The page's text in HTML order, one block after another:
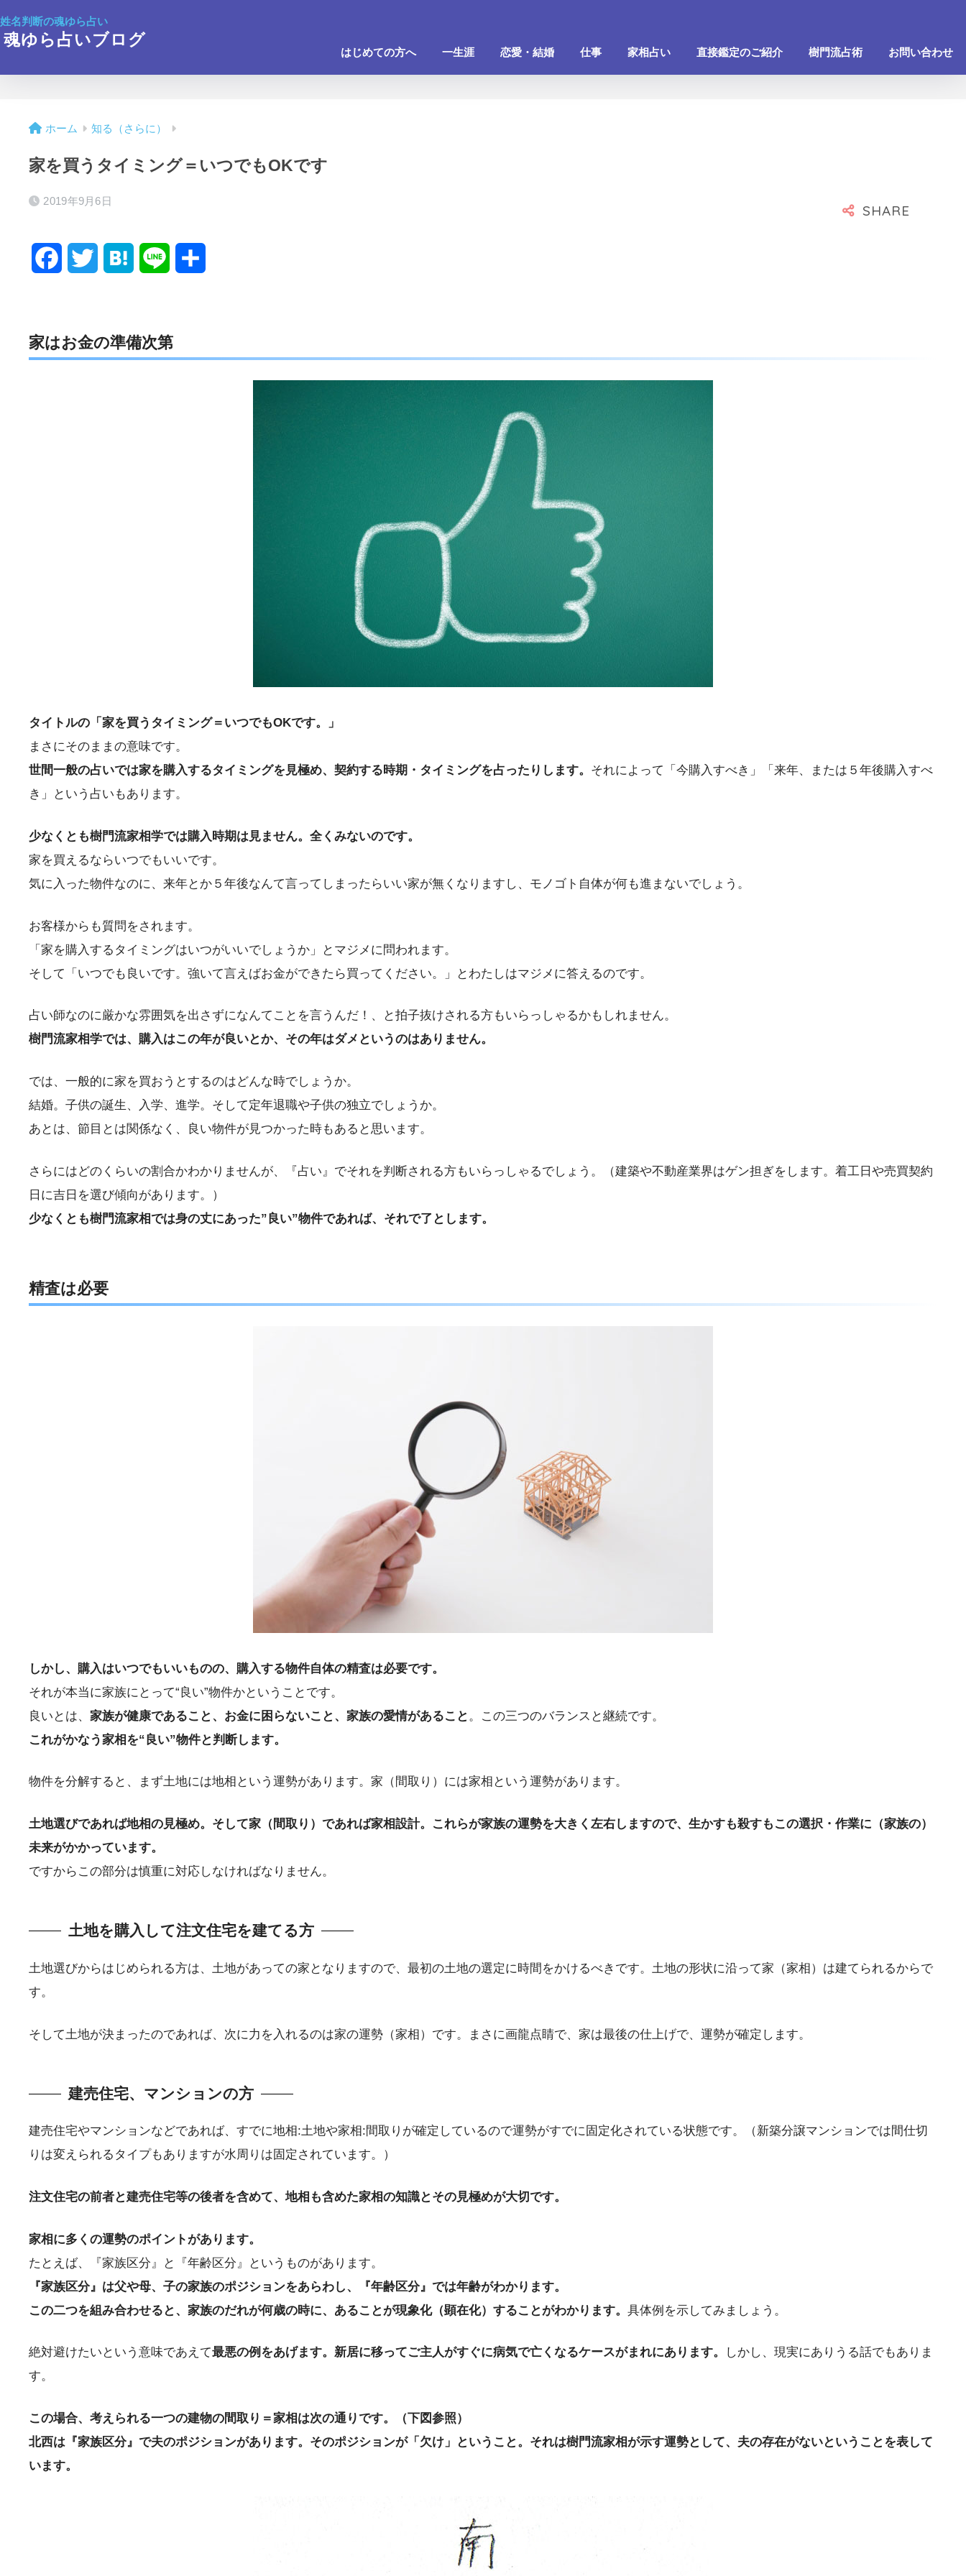
姓名判断の魂ゆら占い
魂ゆら占いブログ
はじめての方へ 一生涯 恋愛・結婚 仕事 家相占い 直接鑑定のご紹介 樹門流占術 お問い合わせ
ホーム 知る（さらに）
家を買うタイミング＝いつでもOKです
2019年9月6日
e t e e
家はお金の準備次第
タイトルの「家を買うタイミング＝いつでもOKです。」
まさにそのままの意味です。
世間一般の占いでは家を購入するタイミングを見極め、契約する時期・タイミングを占ったりします。 それによって「今購入すべき」「来年、または５年後購入すべ
き」という占いもあります。
少なくとも樹門流家相学では購入時期は見ません。全くみないのです。
家を買えるならいつでもいいです。
気に入った物件なのに、来年とか５年後なんて言ってしまったらいい家が無くなりますし、モノゴト自体が何も進まないでしょう。
お客様からも質問をされます。
「家を購入するタイミングはいつがいいでしょうか」とマジメに問われます。
そして「いつでも良いです。強いて言えばお金ができたら買ってください。」とわたしはマジメに答えるのです。
占い師なのに厳かな雰囲気を出さずになんてことを言うんだ！、と拍子抜けされる方もいらっしゃるかもしれません。
樹門流家相学では、購入はこの年が良いとか、その年はダメというのはありません。
では、一般的に家を買おうとするのはどんな時でしょうか。
結婚。子供の誕生、入学、進学。そして定年退職や子供の独立でしょうか。
あとは、節目とは関係なく、良い物件が見つかった時もあると思います。
さらにはどのくらいの割合かわかりませんが、『占い』でそれを判断される方もいらっしゃるでしょう。（建築や不動産業界はゲン担ぎをします。着工日や売買契約
日に吉日を選び傾向があります。）
少なくとも樹門流家相では身の丈にあった”良い”物件であれば、それで了とします。
精査は必要
しかし、購入はいつでもいいものの、購入する物件自体の精査は必要です。
それが本当に家族にとって“良い”物件かということです。
良いとは、 家族が健康であること、お金に困らないこと、家族の愛情があること 。この三つのバランスと継続です。
これがかなう家相を“良い”物件と判断します。
物件を分解すると、まず土地には地相という運勢があります。家（間取り）には家相という運勢があります。
土地選びであれば地相の見極め。そして家（間取り）であれば家相設計。これらが家族の運勢を大きく左右しますので、生かすも殺すもこの選択・作業に（家族の）
未来がかかっています。
ですからこの部分は慎重に対応しなければなりません。
土地を購入して注文住宅を建てる方
土地選びからはじめられる方は、土地があっての家となりますので、最初の土地の選定に時間をかけるべきです。土地の形状に沿って家（家相）は建てられるからで
す。
そして土地が決まったのであれば、次に力を入れるのは家の運勢（家相）です。まさに画龍点睛で、家は最後の仕上げで、運勢が確定します。
建売住宅、マンションの方
建売住宅やマンションなどであれば、すでに地相:土地や家相:間取りが確定しているので運勢がすでに固定化されている状態です。（新築分譲マンションでは間仕切
りは変えられるタイプもありますが水周りは固定されています。）
注文住宅の前者と建売住宅等の後者を含めて、地相も含めた家相の知識とその見極めが大切です。
家相に多くの運勢のポイントがあります。
たとえば、『家族区分』と『年齢区分』というものがあります。
『家族区分』は父や母、子の家族のポジションをあらわし、『年齢区分』では年齢がわかります。
この二つを組み合わせると、家族のだれが何歳の時に、あることが現象化（顕在化）することがわかります。 具体例を示してみましょう。
絶対避けたいという意味であえて最悪の例をあげます。新居に移ってご主人がすぐに病気で亡くなるケースがまれにあります。
しかし、現実にありうる話でもありま
す。
この場合、考えられる一つの建物の間取り＝家相は次の通りです。（下図参照）
北西は『家族区分』で夫のポジションがあります。そのポジションが「欠け」ということ。それは樹門流家相が示す運勢として、夫の存在がないということを表して
います。